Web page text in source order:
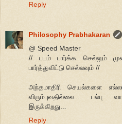
Reply
Philosophy Prabhakaran
@ Speed Master
// படம் பார்க்க செல்லும்
பார்த்துவிட்டு செல்லவும் //
அந்தமாதிரி செயல்களை
விரும்புவதில்லை... பல்பு
இருக்கிறது...
Reply